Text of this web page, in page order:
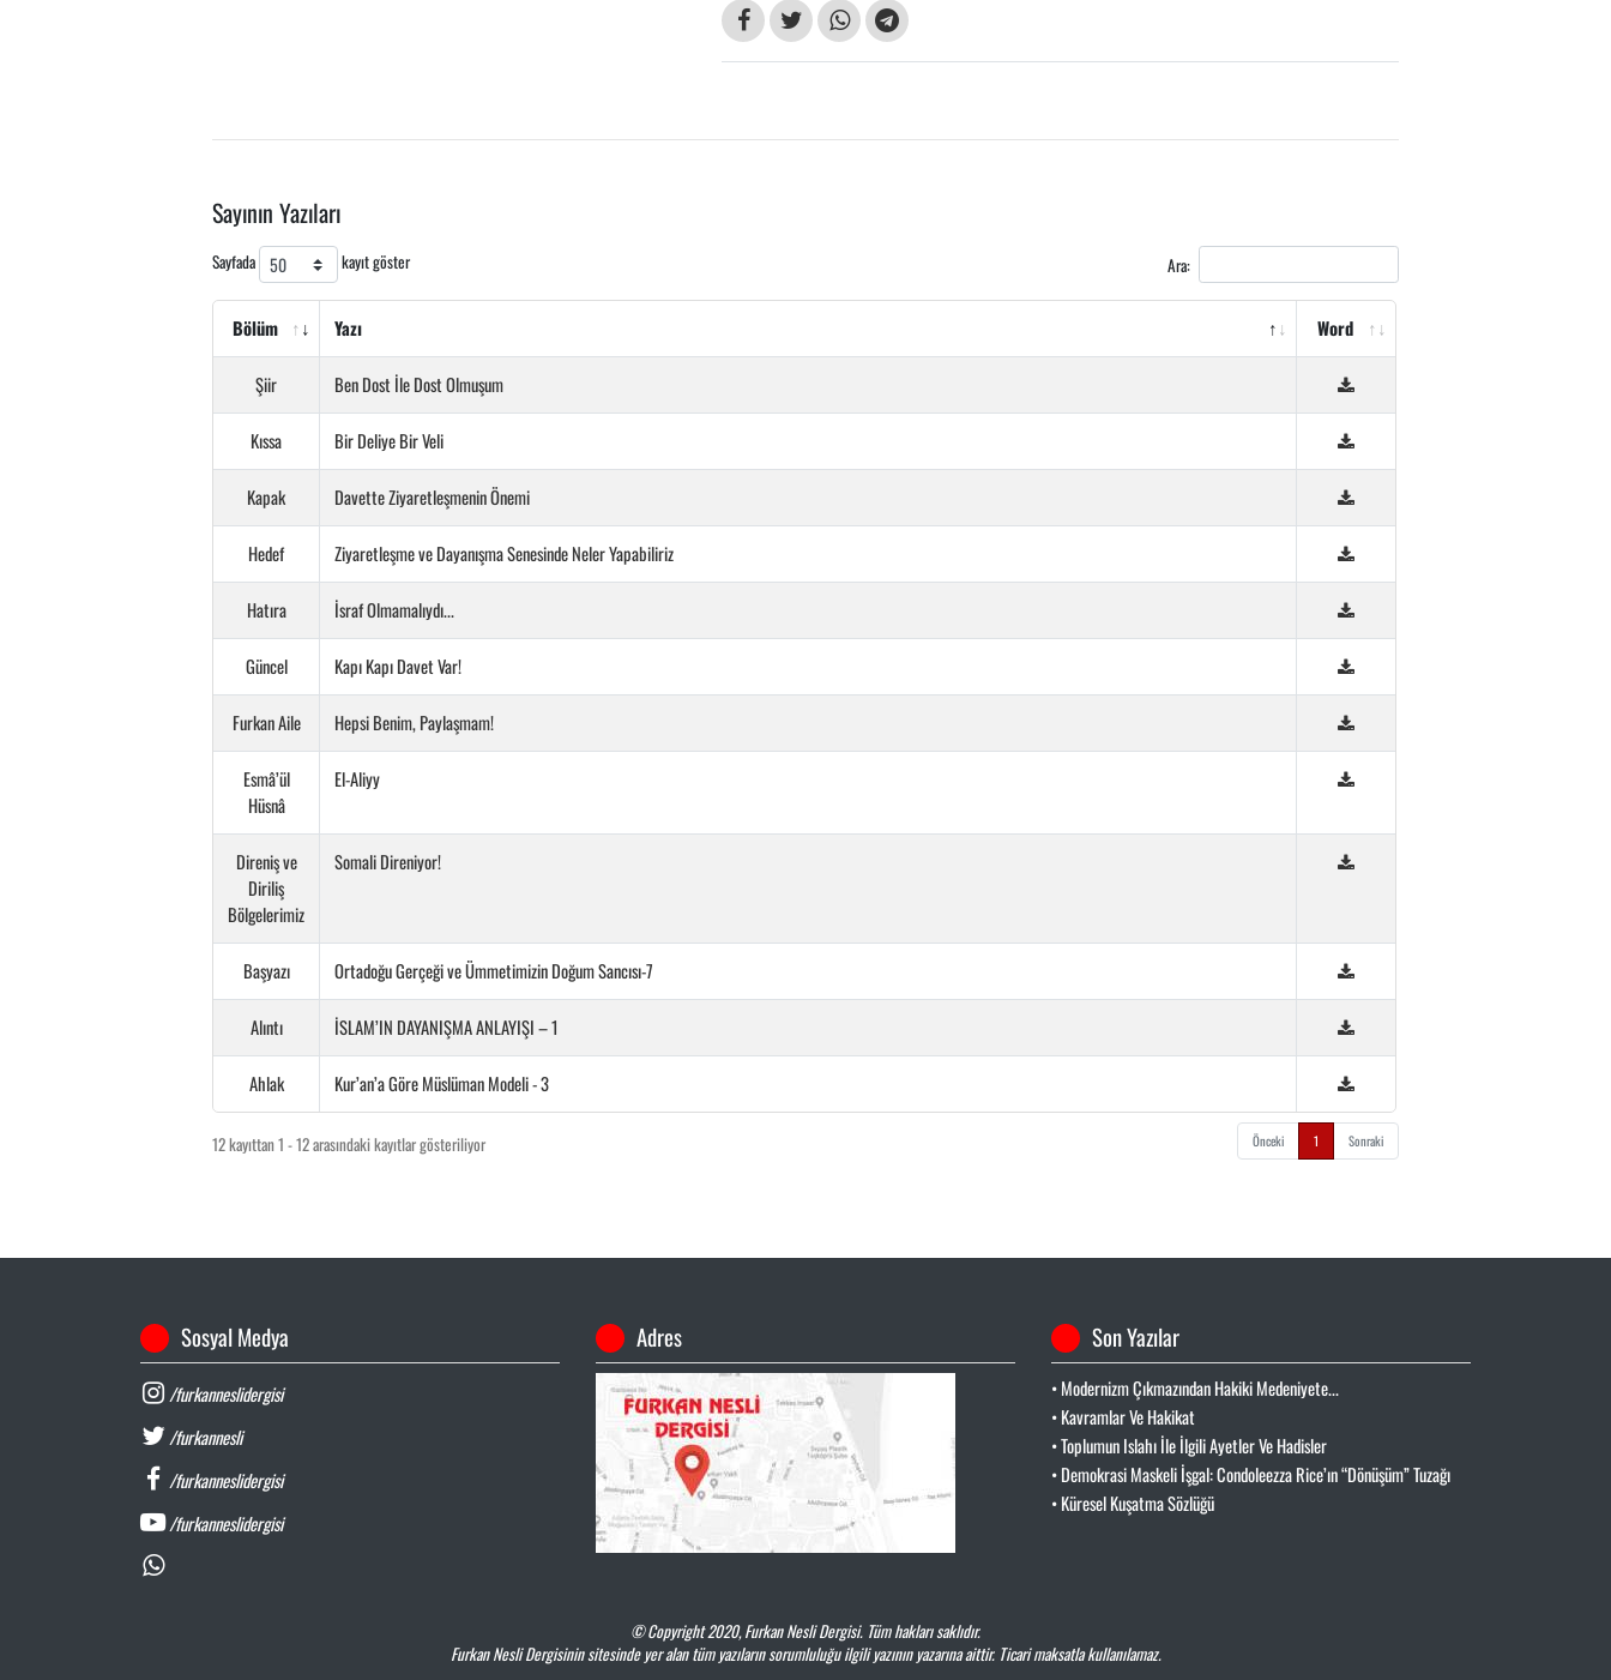
Sayının Yazıları
Sayfada kayıt göster Ara:
Bölüm Yazı Word
Şiir Ben Dost İle Dost Olmuşum
Kıssa Bir Deliye Bir Veli
Kapak Davette Ziyaretleşmenin Önemi
Hedef Ziyaretleşme ve Dayanışma Senesinde Neler Yapabiliriz
Hatıra İsraf Olmamalıydı...
Güncel Kapı Kapı Davet Var!
Furkan Aile Hepsi Benim, Paylaşmam!
Esmâ’ül
Hüsnâ
El-Aliyy
Direniş ve
Diriliş
Bölgelerimiz
Somali Direniyor!
Başyazı Ortadoğu Gerçeği ve Ümmetimizin Doğum Sancısı-7
Alıntı İSLAM’IN DAYANIŞMA ANLAYIŞI – 1
Ahlak Kur’an’a Göre Müslüman Modeli - 3
12 kayıttan 1 - 12 arasındaki kayıtlar gösteriliyor Önceki 1 Sonraki
Sosyal Medya
/furkanneslidergisi
/furkannesli
/furkanneslidergisi
/furkanneslidergisi
Adres Son Yazılar
• Modernizm Çıkmazından Hakiki Medeniyete...
• Kavramlar Ve Hakikat
• Toplumun Islahı İle İlgili Ayetler Ve Hadisler
• Demokrasi Maskeli İşgal: Condoleezza Rice’ın “Dönüşüm” Tuzağı
• Küresel Kuşatma Sözlüğü
© Copyright 2020,Furkan Nesli Dergisi. Tüm hakları saklıdır.
Furkan Nesli Dergisinin sitesinde yer alan tüm yazıların sorumluluğu ilgili yazının yazarına aittir. Ticari maksatla kullanılamaz.